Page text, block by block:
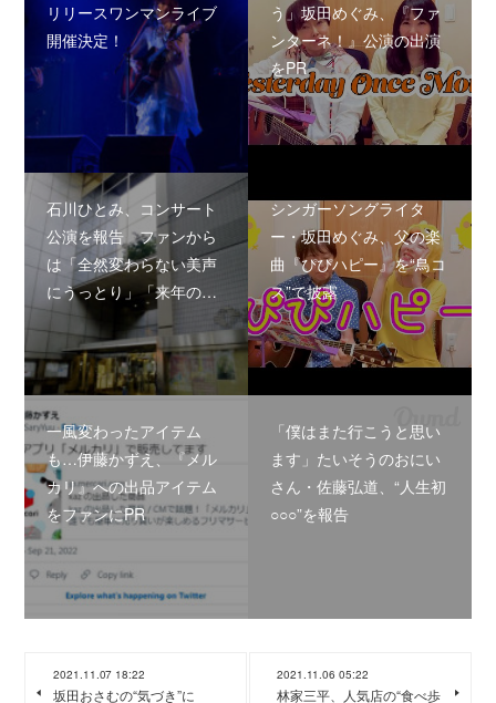
リリースワンマンライブ
開催決定！
う」坂田めぐみ、『ファ
ンターネ！』公演の出演
をPR
石川ひとみ、コンサート
公演を報告 ファンから
は「全然変わらない美声
にうっとり」「来年の…
シンガーソングライタ
ー・坂田めぐみ、父の楽
曲『ぴぴハピー』を“鳥コ
ス”で披露
一風変わったアイテム
も…伊藤かずえ、『メル
カリ』への出品アイテム
をファンにPR
「僕はまた行こうと思い
ます」たいそうのおにい
さん・佐藤弘道、“人生初
○○○”を報告
2021.11.07 18:22
坂田おさむの“気づき”に
2021.11.06 05:22
林家三平、人気店の“食べ歩